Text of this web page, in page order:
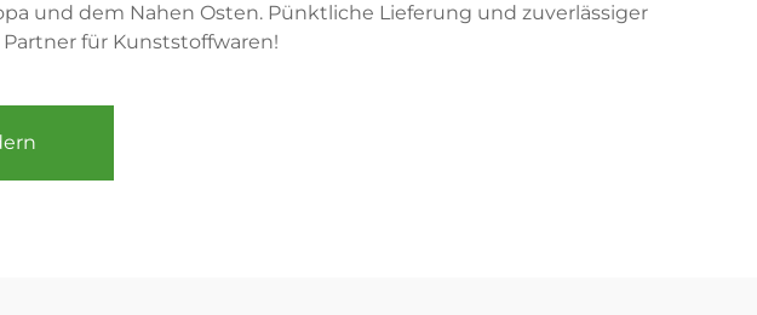
und dem Nahen Osten. Pünktliche Lieferung und zuverlässiger
für Kunststoffwaren!